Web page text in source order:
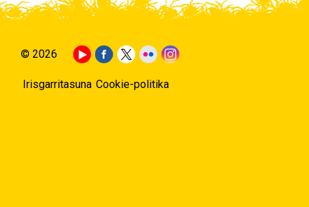
© 2026
Irisgarritasuna Cookie-politika